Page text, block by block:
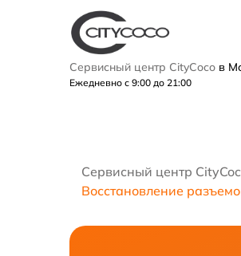
Сервисный центр CityCoco в
Ежедневно с 9:00 до 21:00
Сервисный центр
Восстановление